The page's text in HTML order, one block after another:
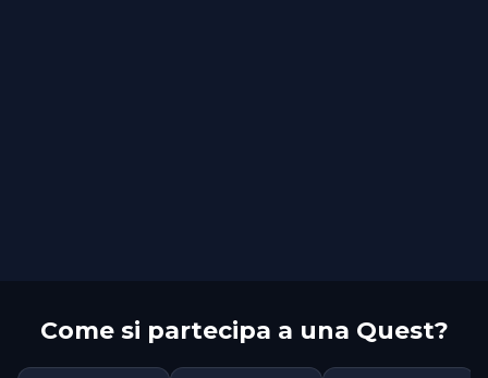
Come si partecipa a una Quest?